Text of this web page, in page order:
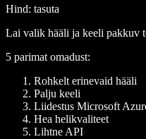
Hind: tasuta
Lai valik hääli ja keeli pakkuv
5 parimat omadust:
Rohkelt erinevaid hääli
Palju keeli
Liidestus Microsoft
Hea helikvaliteet
Lihtne API